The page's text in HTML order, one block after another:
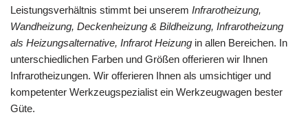
Leistungsverhältnis stimmt bei unserem Infrarotheizung,
Wandheizung, Deckenheizung & Bildheizung, Infrarotheizung
als Heizungsalternative, Infrarot Heizung in allen Bereichen. In
unterschiedlichen Farben und Größen offerieren wir Ihnen
Infrarotheizungen. Wir offerieren Ihnen als umsichtiger und
kompetenter Werkzeugspezialist ein Werkzeugwagen bester
Güte.